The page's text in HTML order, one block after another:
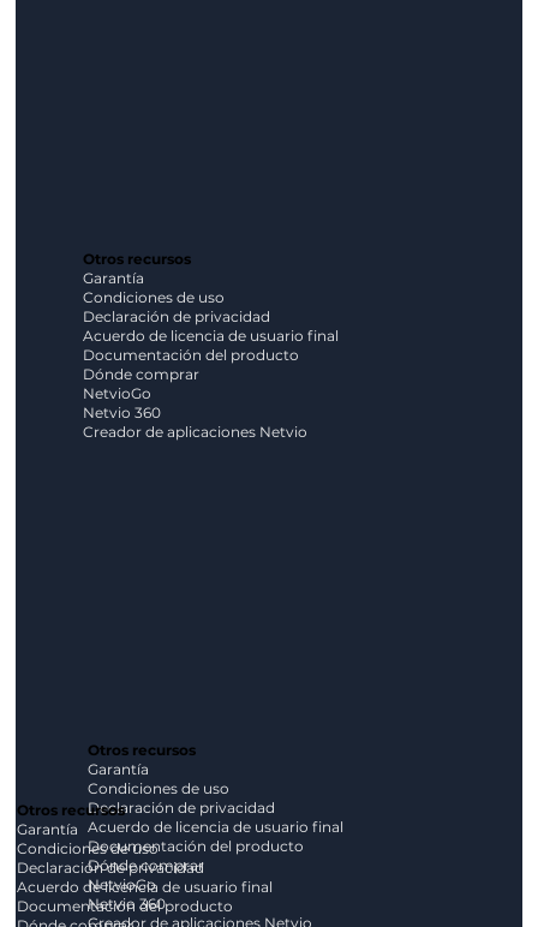
Otros recursos
Garantía
Condiciones de uso
Declaración de privacidad
Acuerdo de licencia de usuario final
Documentación del producto
Dónde comprar
NetvioGo
Netvio 360
Creador de aplicaciones Netvio
Otros recursos
Garantía
Condiciones de uso
Declaración de privacidad
Acuerdo de licencia de usuario final
Documentación del producto
Dónde comprar
NetvioGo
Netvio 360
Creador de aplicaciones Netvio
Otros recursos
Garantía
Condiciones de uso
Declaración de privacidad
Acuerdo de licencia de usuario final
Documentación del producto